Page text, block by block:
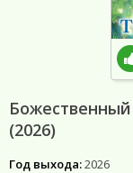
(2026)
Год выхода:2026